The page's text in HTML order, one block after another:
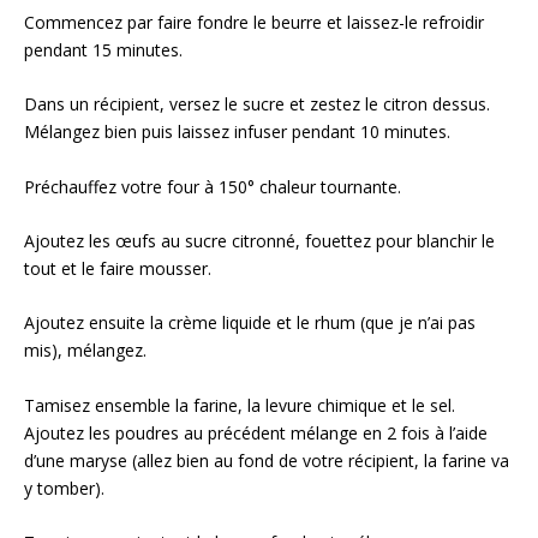
Commencez par faire fondre le beurre et laissez-le refroidir
pendant 15 minutes.
Dans un récipient, versez le sucre et zestez le citron dessus.
Mélangez bien puis laissez infuser pendant 10 minutes.
Préchauffez votre four à 150° chaleur tournante.
Ajoutez les œufs au sucre citronné, fouettez pour blanchir le
tout et le faire mousser.
Ajoutez ensuite la crème liquide et le rhum (que je n’ai pas
mis), mélangez.⁣
Tamisez ensemble la farine, la levure chimique et le sel.
Ajoutez les poudres au précédent mélange en 2 fois à l’aide
d’une maryse (allez bien au fond de votre récipient, la farine va
y tomber).